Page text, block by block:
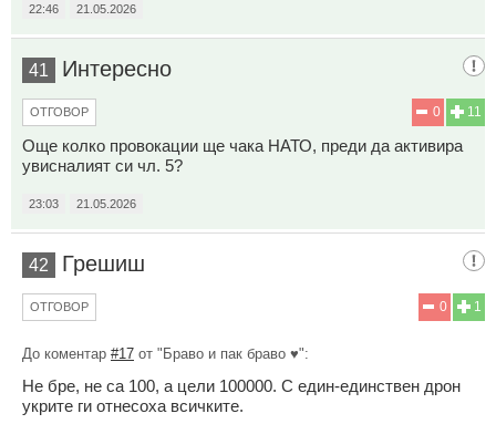
22:46 21.05.2026
41 Интересно
11
0
ОТГОВОР
Още колко провокации ще чака НАТО, преди да активира
увисналият си чл. 5?
23:03 21.05.2026
42 Грешиш
1
0
ОТГОВОР
До коментар #17 от "Браво и пак браво ♥️":
Не бре, не са 100, а цели 100000. С един-единствен дрон
укрите ги отнесоха всичките.